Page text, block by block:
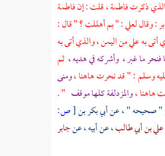
ذكرتفاطمة ،قلت : إنفاطمة
: وقاللعلي: " بم أهللت ؟ " قال :
بهعليمناليمن ،والذي أتى به
ما غبر ، وأشركه في هديه ، ثم
وسلم : " قد نحرت هاهنا ،ومنى
هاهنا ،والمزدلفة كلها موقف " .
" صحيحه " ، عنأبي بكر بن[ص:
بن أبي طالب، عن أبيه ، عنجابر